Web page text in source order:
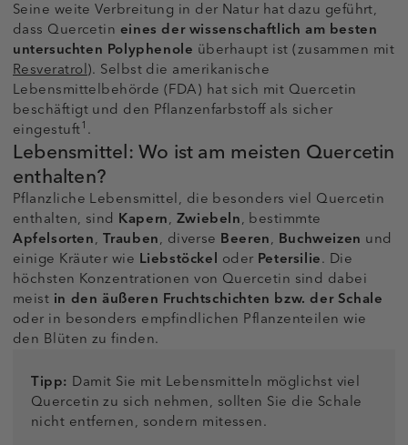
Seine weite Verbreitung in der Natur hat dazu geführt,
dass Quercetin eines der wissenschaftlich am besten
untersuchten Polyphenole überhaupt ist (zusammen mit
Resveratrol). Selbst die amerikanische
Lebensmittelbehörde (FDA) hat sich mit Quercetin
beschäftigt und den Pflanzenfarbstoff als sicher
eingestuft1 .
Lebensmittel: Wo ist am meisten Quercetin
enthalten?
Pflanzliche Lebensmittel, die besonders viel Quercetin
enthalten, sind Kapern, Zwiebeln, bestimmte
Apfelsorten, Trauben, diverse Beeren, Buchweizen und
einige Kräuter wie Liebstöckel oder Petersilie. Die
höchsten Konzentrationen von Quercetin sind dabei
meist in den äußeren Fruchtschichten bzw. der Schale
oder in besonders empfindlichen Pflanzenteilen wie
den Blüten zu finden.
Tipp: Damit Sie mit Lebensmitteln möglichst viel
Quercetin zu sich nehmen, sollten Sie die Schale
nicht entfernen, sondern mitessen.